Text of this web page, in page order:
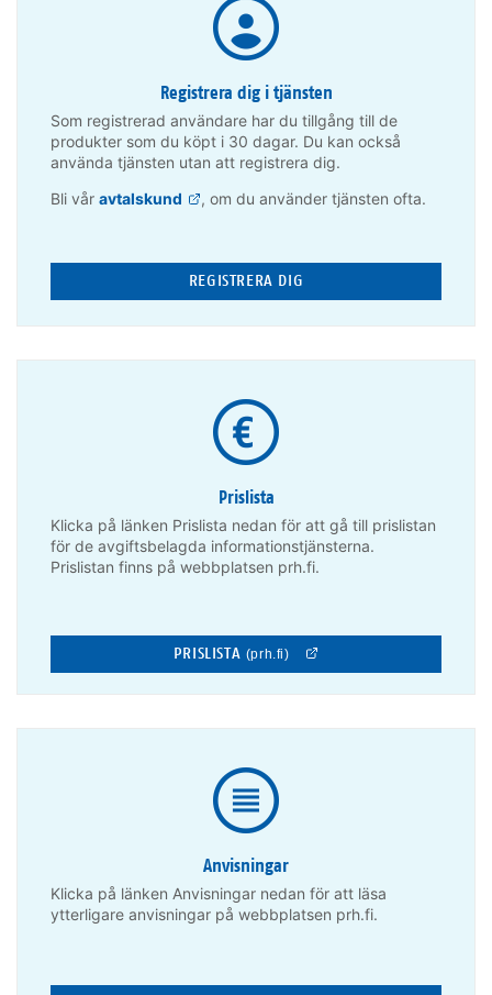
Registrera dig i tjänsten
Som registrerad användare har du tillgång till de
produkter som du köpt i 30 dagar. Du kan också
använda tjänsten utan att registrera dig.
Bli vår avtalskund , om du använder tjänsten ofta.
REGISTRERA DIG
Prislista
Klicka på länken Prislista nedan för att gå till prislistan
för de avgiftsbelagda informationstjänsterna.
Prislistan finns på webbplatsen prh.fi.
PRISLISTA (prh.fi)
Anvisningar
Klicka på länken Anvisningar nedan för att läsa
ytterligare anvisningar på webbplatsen prh.fi.